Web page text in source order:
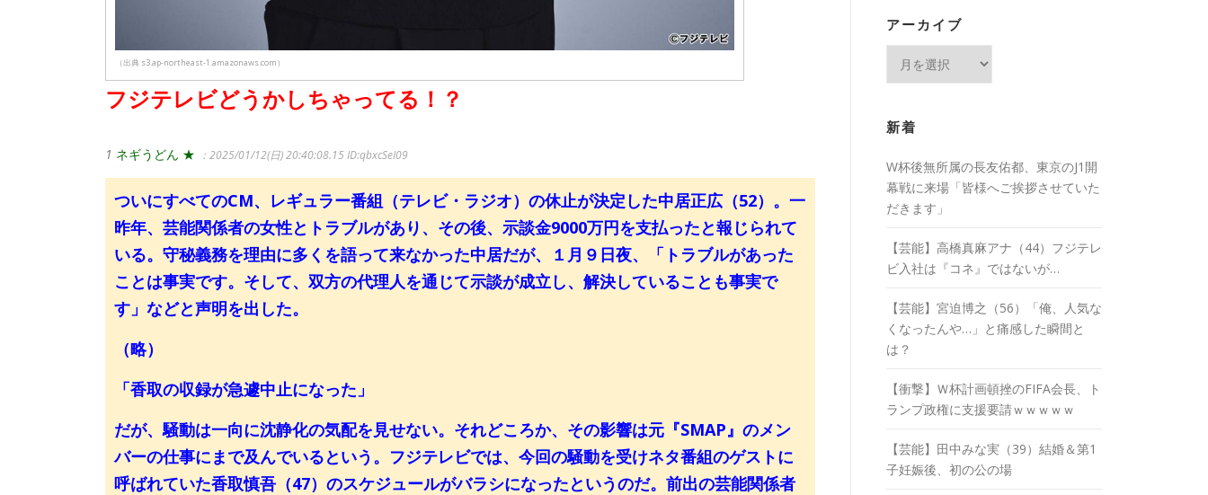
（出典 s3.ap-northeast-1.amazonaws.com）
フジテレビどうかしちゃってる！？
1 ネギうどん ★ ：2025/01/12(日) 20:40:08.15ID:qbxcSeI09
ついにすべてのCM、レギュラー番組（テレビ・ラジオ）の休止が決定した中居正広（52）。一
昨年、芸能関係者の女性とトラブルがあり、その後、示談金9000万円を支払ったと報じられて
いる。守秘義務を理由に多くを語って来なかった中居だが、１月９日夜、「トラブルがあった
ことは事実です。そして、双方の代理人を通じて示談が成立し、解決していることも事実で
す」などと声明を出した。
（略）
「香取の収録が急遽中止になった」
だが、騒動は一向に沈静化の気配を見せない。それどころか、その影響は元『SMAP』のメン
バーの仕事にまで及んでいるという。フジテレビでは、今回の騒動を受けネタ番組のゲストに
呼ばれていた香取慎吾（47）のスケジュールがバラシになったというのだ。前出の芸能関係者
アーカイブ
イ
ブ
新着
W杯後無所属の長友佑都、東京のJ1開
幕戦に来場「皆様へご挨拶させていた
だきます」
【芸能】高橋真麻アナ（44）フジテレ
ビ入社は『コネ』ではないが…
【芸能】宮迫博之（56）「俺、人気な
くなったんや…」と痛感した瞬間と
は？
【衝撃】Ｗ杯計画頓挫のFIFA会長、ト
ランプ政権に支援要請ｗｗｗｗｗ
【芸能】田中みな実（39）結婚＆第1
子妊娠後、初の公の場